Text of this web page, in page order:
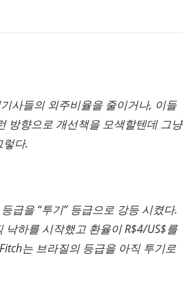
사들의 외주비율을 줄이거나, 이들
방향으로 개선책을 모색할텐데 그냥
다.
급을 “투기” 등급으로 강등 시켰다.
하를 시작했고 환율이 R$4/US$를
는 브라질의 등급을 아직 투기로